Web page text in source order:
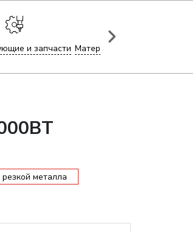
и запчасти Материалы для лазерной
металла